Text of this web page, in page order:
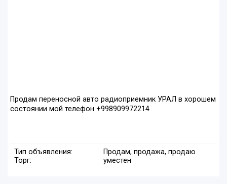
Продам переносной авто радиоприемник УРАЛ в хорошем
состоянии мой телефон +998909972214
Тип объявления:
Продам, продажа, продаю
Торг:
уместен